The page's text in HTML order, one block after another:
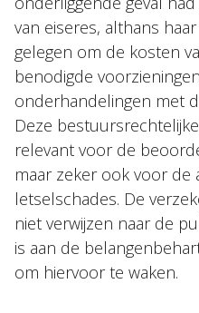
van eiseres, althans
gelegen om de kosten
benodigde
onderhandelingen met
Deze
relevant voor de
maar zeker ook voor de
letselschades. De
niet verwijzen naar de
is aan de
om hiervoor te waken.